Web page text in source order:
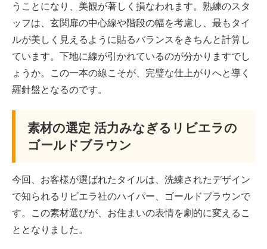
うことになり、美観が著しく損なわれます。熟練のスタ
ッフは、玄関扉の中心線や階段の幅を考慮し、最もタイ
ルが美しく見えるように貼るバランスをきちんと計算し
ています。下地に線が引かれているのが分かりますでし
ょうか。この一本の線こそが、完璧な仕上がりへと導く
羅針盤となるのです。
素材の選定 活力みなぎるリビエラの
ゴールドブラウン
今回、お客様が選ばれたタイルは、洗練されたデザイン
で知られるリビエラ社のハイパー、ゴールドブラウンで
す。この素材選びが、お住まいの表情を劇的に変えるこ
ととなりました。